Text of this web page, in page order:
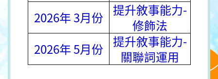
2026年 3月份
提升敘事能力-
修飾法
2026年 5月份
提升敘事能力-
關聯詞運用